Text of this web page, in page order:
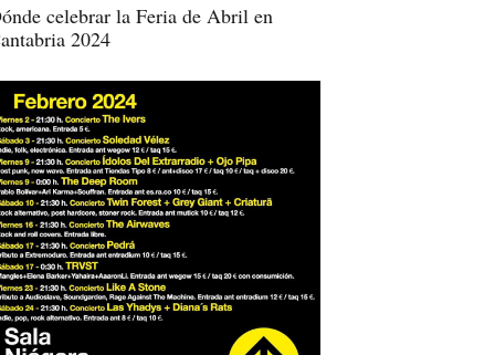
celebrar la Feria de Abril en
2024